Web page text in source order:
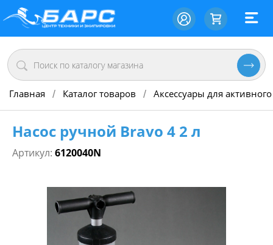
Главная / Каталог товаров / Аксессуары для
Насос ручной Bravo 4 2 л
Артикул: 6120040N